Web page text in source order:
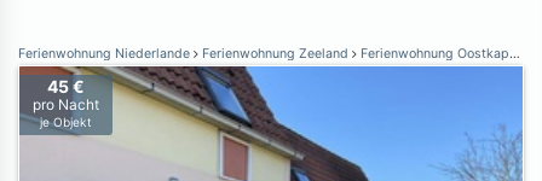
Ferienwohnung Niederlande Ferienwohnung Zeeland Ferienwohnung Oostkapelle
45 €
pro Nacht
je Objekt